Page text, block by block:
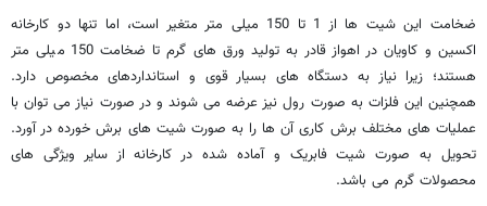
ضخامت این شیت ها از 1 تا 150 میلی متر متغیر است، اما تنها دو کارخانه
اکسین و کاویان در اهواز قادر به تولید ورق های گرم تا ضخامت 150 میلی متر
هستند؛ زیرا نیاز به دستگاه های بسیار قوی و استانداردهای مخصوص دارد.
همچنین این فلزات به صورت رول نیز عرضه می شوند و در صورت نیاز می توان با
عملیات های مختلف برش کاری آن ها را به صورت شیت های برش خورده در آورد.
تحویل به صورت شیت فابریک و آماده شده در کارخانه از سایر ویژگی های
محصولات گرم می باشد.